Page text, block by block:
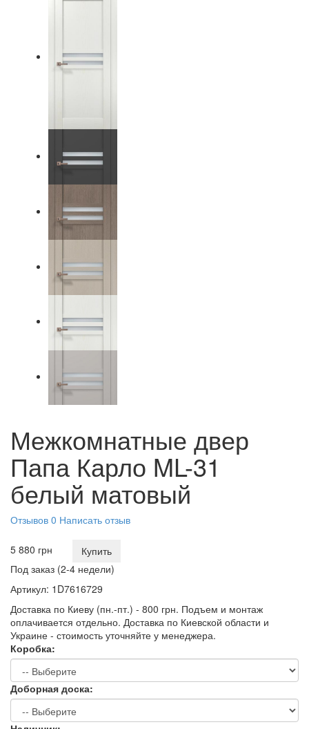
Межкомнатные двер
Папа Карло ML-31
белый матовый
Отзывов 0 Написать отзыв
5 880 грн
Купить
Под заказ (2-4 недели)
Артикул: 1D7616729
Доставка по Киеву (пн.-пт.) - 800 грн. Подъем и монтаж
оплачивается отдельно. Доставка по Киевской области и
Украине - стоимость уточняйте у менеджера.
Коробка:
Доборная доска: